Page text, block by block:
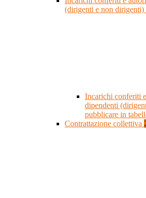
(dirigenti e non dirigenti)
Incarichi conferiti
dipendenti
pubblicare in
Contrattazione collettiva